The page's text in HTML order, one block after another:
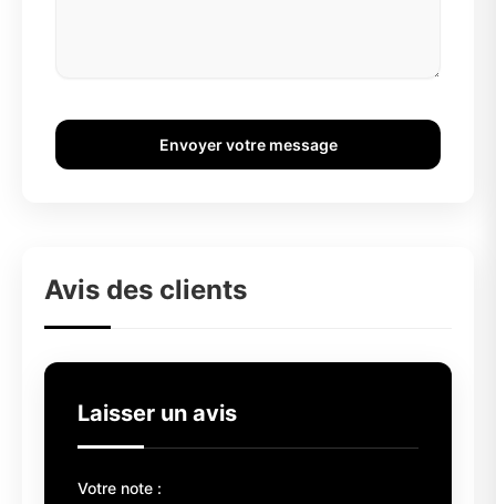
Envoyer votre message
Avis des clients
Laisser un avis
Votre note :